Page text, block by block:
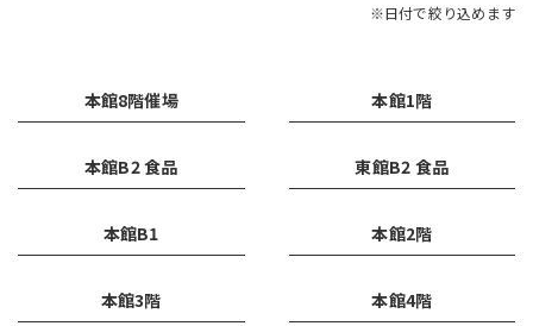
※日付で絞り込めます
本館8階催場 本館1階
本館B2 食品 東館B2 食品
本館B1 本館2階
本館3階 本館4階